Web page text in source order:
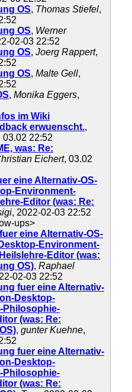
OS, Thomas Stiefel,
OS, Werner
02-03 22:52
OS, Joerg Rappert,
OS, Malte Gell,
, Monika Eggers,
im Wiki
erwuenscht.,
03.02 22:52
was: Re:
Eichert, 03.02
eine Alternativ-OS-
Environment-
Editor (was: Re:
, 2022-02-03 22:52
ups>
eine Alternativ-OS-
Environment-
Editor (was:
OS), Raphael
02-03 22:52
fuer eine Alternativ-
Desktop-
Philosophie-
(was: Re:
, gunter Kuehne,
fuer eine Alternativ-
Desktop-
Philosophie-
(was: Re: